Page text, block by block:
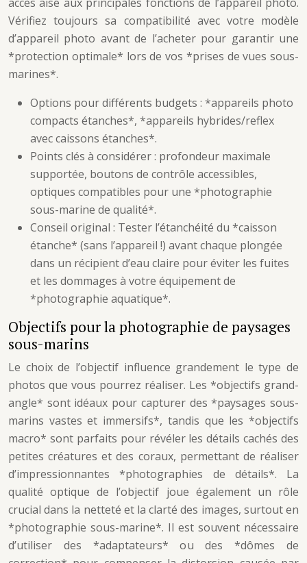
Vérifiez toujours sa compatibilité avec votre modèle
d’appareil photo avant de l’acheter pour garantir une
*protection optimale* lors de vos *prises de vues sous-
marines*.
Options pour différents budgets : *appareils photo
compacts étanches*, *appareils hybrides/reflex
avec caissons étanches*.
Points clés à considérer : profondeur maximale
supportée, boutons de contrôle accessibles,
optiques compatibles pour une *photographie
sous-marine de qualité*.
Conseil original : Tester l’étanchéité du *caisson
étanche* (sans l’appareil !) avant chaque plongée
dans un récipient d’eau claire pour éviter les fuites
et les dommages à votre équipement de
*photographie aquatique*.
Objectifs pour la photographie de paysages
sous-marins
Le choix de l’objectif influence grandement le type de
photos que vous pourrez réaliser. Les *objectifs grand-
angle* sont idéaux pour capturer des *paysages sous-
marins vastes et immersifs*, tandis que les *objectifs
macro* sont parfaits pour révéler les détails cachés des
petites créatures et des coraux, permettant de réaliser
d’impressionnantes *photographies de détails*. La
qualité optique de l’objectif joue également un rôle
crucial dans la netteté et la clarté des images, surtout en
*photographie sous-marine*. Il est souvent nécessaire
d’utiliser des *adaptateurs* ou des *dômes de